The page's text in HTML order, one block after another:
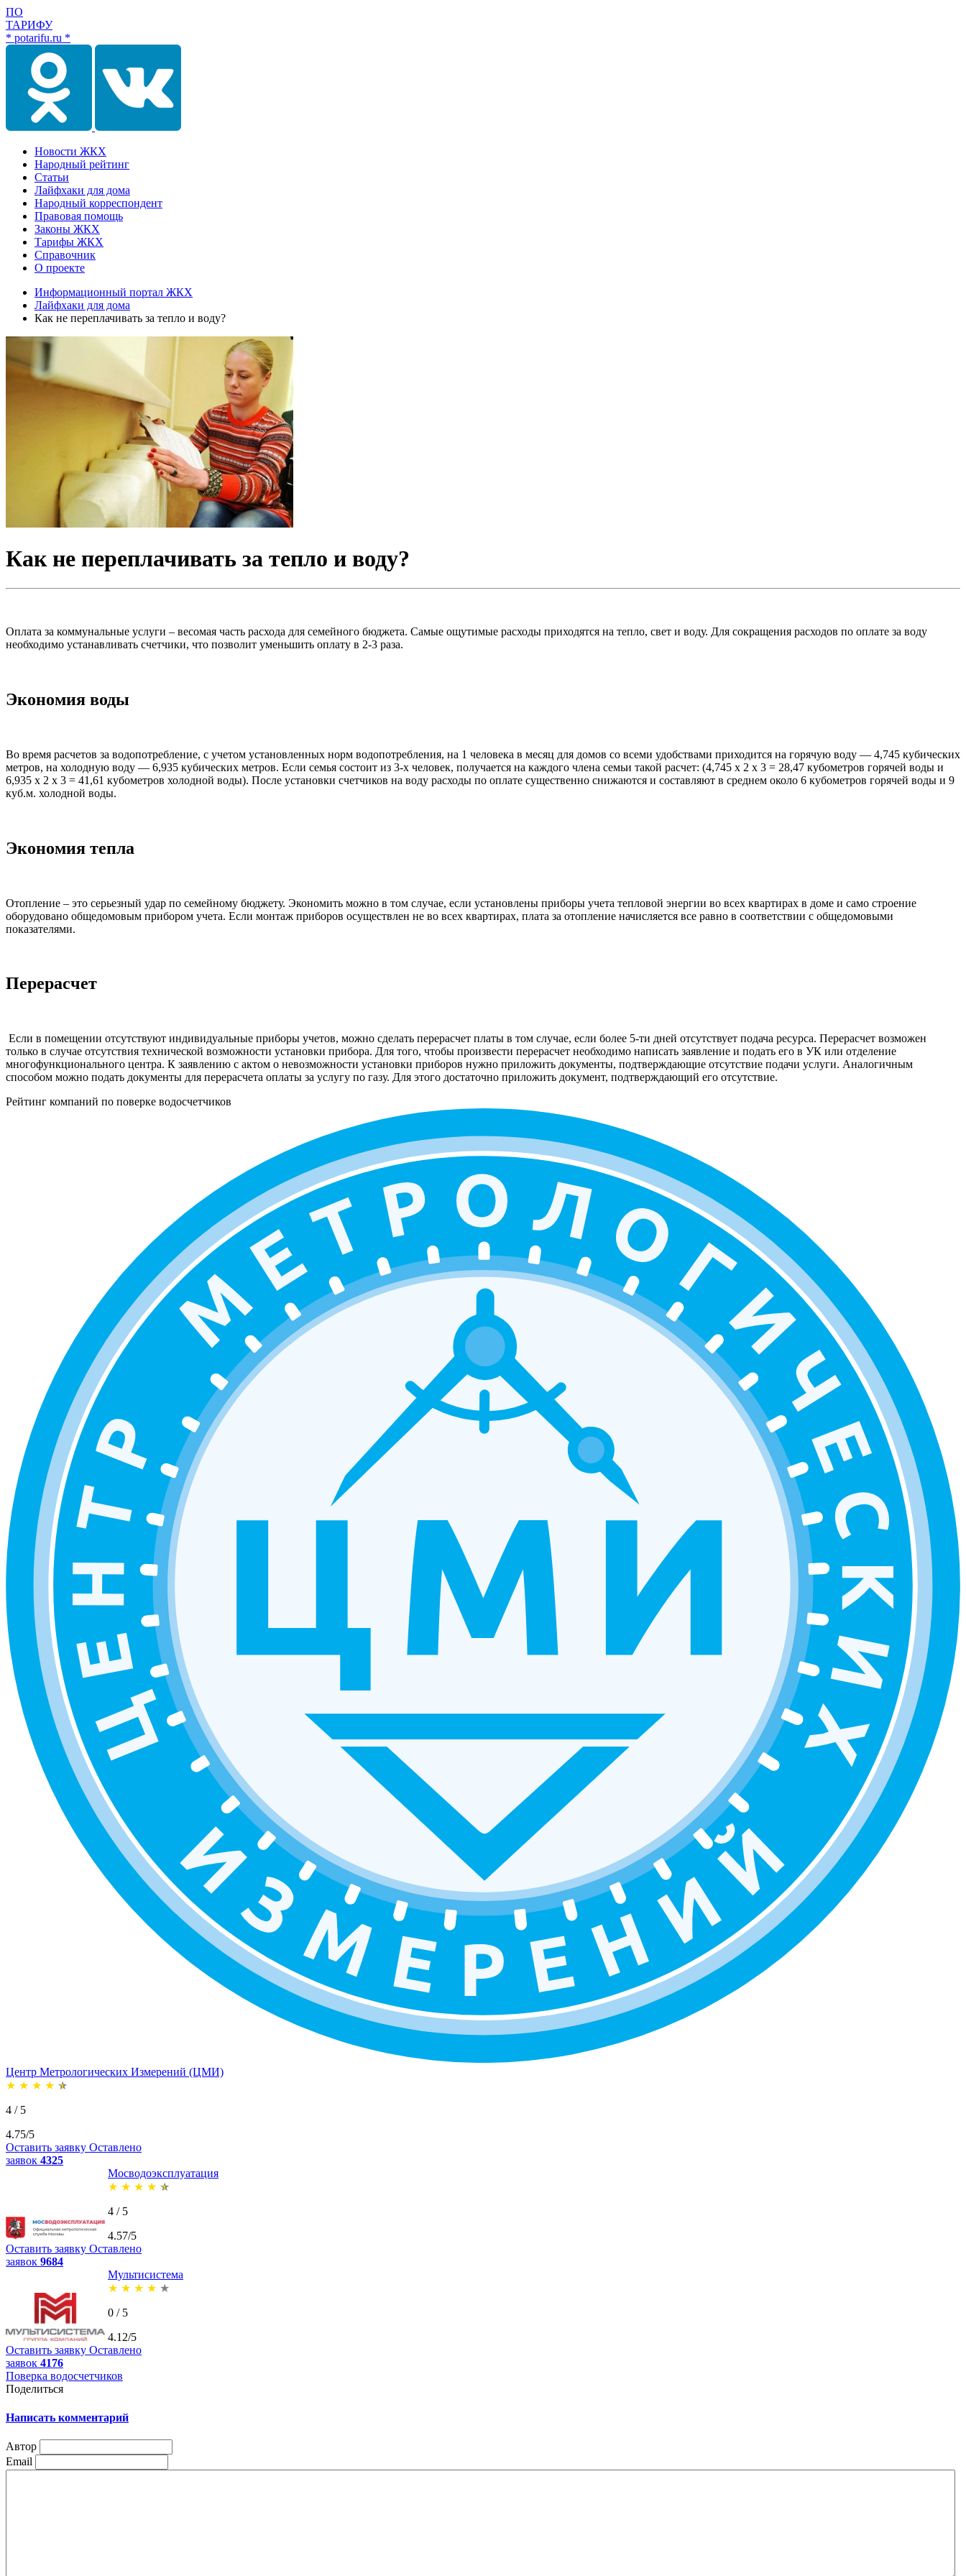
ПО
ТАРИФУ
* potarifu.ru *
Новости ЖКХ
Народный рейтинг
Статьи
Лайфхаки для дома
Народный корреспондент
Правовая помощь
Законы ЖКХ
Тарифы ЖКХ
Справочник
О проекте
Информационный портал ЖКХ
Лайфхаки для дома
Как не переплачивать за тепло и воду?
Как не переплачивать за тепло и воду?
Оплата за коммунальные услуги – весомая часть расхода для семейного бюджета. Самые ощутимые расходы приходятся на тепло, свет и воду. Для сокращения расходов по оплате за воду
необходимо устанавливать счетчики, что позволит уменьшить оплату в 2-3 раза.
Экономия воды
Во время расчетов за водопотребление, с учетом установленных норм водопотребления, на 1 человека в месяц для домов со всеми удобствами приходится на горячую воду — 4,745 кубических
метров, на холодную воду — 6,935 кубических метров. Если семья состоит из 3-х человек, получается на каждого члена семьи такой расчет: (4,745 х 2 х 3 = 28,47 кубометров горячей воды и
6,935 х 2 х 3 = 41,61 кубометров холодной воды). После установки счетчиков на воду расходы по оплате существенно снижаются и составляют в среднем около 6 кубометров горячей воды и 9
куб.м. холодной воды.
Экономия тепла
Отопление – это серьезный удар по семейному бюджету. Экономить можно в том случае, если установлены приборы учета тепловой энергии во всех квартирах в доме и само строение
оборудовано общедомовым прибором учета. Если монтаж приборов осуществлен не во всех квартирах, плата за отопление начисляется все равно в соответствии с общедомовыми
показателями.
Перерасчет
Если в помещении отсутствуют индивидуальные приборы учетов, можно сделать перерасчет платы в том случае, если более 5-ти дней отсутствует подача ресурса. Перерасчет возможен
только в случае отсутствия технической возможности установки прибора. Для того, чтобы произвести перерасчет необходимо написать заявление и подать его в УК или отделение
многофункционального центра. К заявлению с актом о невозможности установки приборов нужно приложить документы, подтверждающие отсутствие подачи услуги. Аналогичным
способом можно подать документы для перерасчета оплаты за услугу по газу. Для этого достаточно приложить документ, подтверждающий его отсутствие.
Рейтинг компаний по поверке водосчетчиков
Центр Метрологических Измерений (ЦМИ)
★ ★ ★ ★ ★
4 / 5
4.75/5
Оставить заявку Оставлено
заявок 4325
Мосводоэксплуатация
★ ★ ★ ★ ★
4 / 5
4.57/5
Оставить заявку Оставлено
заявок 9684
Мультисистема
★ ★ ★ ★ ★
0 / 5
4.12/5
Оставить заявку Оставлено
заявок 4176
Поверка водосчетчиков
Поделиться
Написать комментарий
Автор
Email